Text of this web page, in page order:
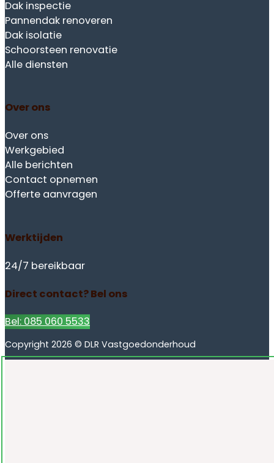
Direct contact? Bel ons
Bel: 085 060 5533
Copyright 2026 © DLR Vastgoedonderhoud